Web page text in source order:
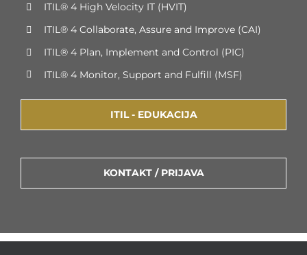
ITIL® 4 High Velocity IT (HVIT)
ITIL® 4 Collaborate, Assure and Improve (CAI)
ITIL® 4 Plan, Implement and Control (PIC)
ITIL® 4 Monitor, Support and Fulfill (MSF)
ITIL - EDUKACIJA
KONTAKT / PRIJAVA